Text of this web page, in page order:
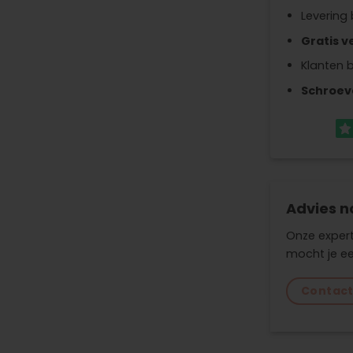
Levering
Gratis
Klanten
Advies
Onze
mocht je